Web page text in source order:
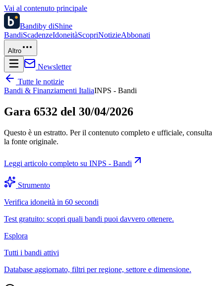
Vai al contenuto principale
Bandiby diShine
BandiScadenzeIdoneitàScopriNotizieAbbonati
Altro
Newsletter
Tutte le notizie
Bandi & Finanziamenti ItaliaINPS - Bandi
Gara 6532 del 30/04/2026
Questo è un estratto. Per il contenuto completo e ufficiale, consulta
la fonte originale.
Leggi articolo completo su INPS - Bandi
Strumento
Verifica idoneità in 60 secondi
Test gratuito: scopri quali bandi puoi davvero ottenere.
Esplora
Tutti i bandi attivi
Database aggiornato, filtri per regione, settore e dimensione.